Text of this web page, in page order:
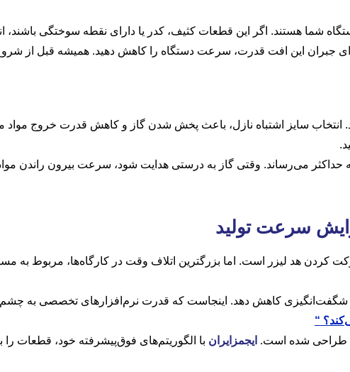
جبران این افت قدرت، سرعت دستگاه را کاهش دهید. همیشه قبل از
انتخاب سایز اشتباه نازل، باعث پخش شدن گاز و کاهش قدرت خروج
حداکثر می‌رساند. وقتی گاز به درستی هدایت شود، سرعت بیرون راندن
سرعت تولید
کردن هد لیزر است. اما بزرگترین اتلاف وقت در کارگاه‌ها، مربوط به
“
طراحی شده است. ایجمزایران با الگوریتم‌های فوق‌پیشرفته خود، قطعات